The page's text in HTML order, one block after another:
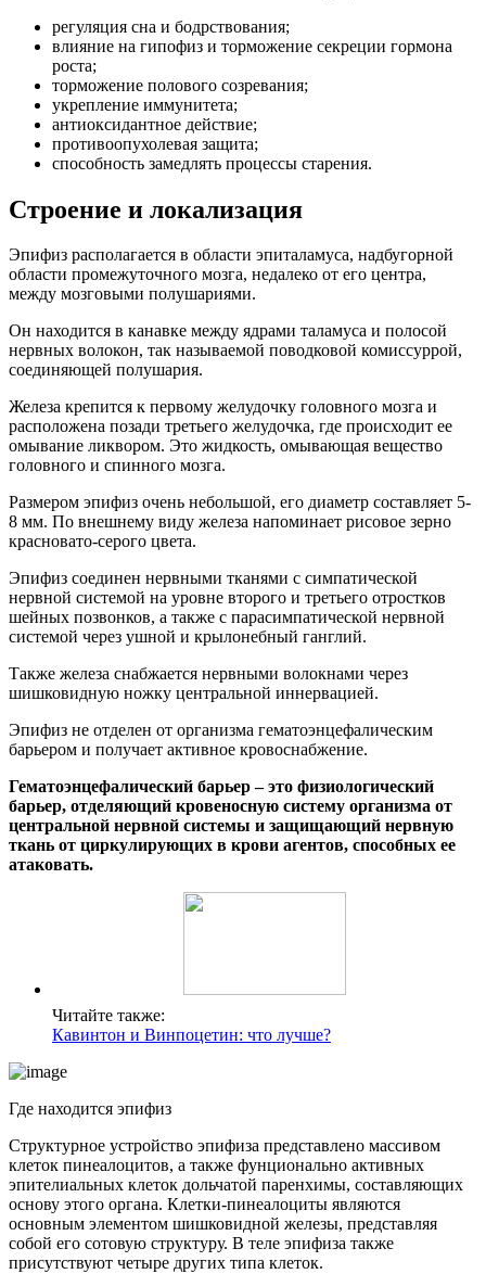
регуляция сна и бодрствования;
влияние на гипофиз и торможение секреции гормона
роста;
торможение полового созревания;
укрепление иммунитета;
антиоксидантное действие;
противоопухолевая защита;
способность замедлять процессы старения.
Строение и локализация
Эпифиз располагается в области эпиталамуса, надбугорной
области промежуточного мозга, недалеко от его центра,
между мозговыми полушариями.
Он находится в канавке между ядрами таламуса и полосой
нервных волокон, так называемой поводковой комиссуррой,
соединяющей полушария.
Железа крепится к первому желудочку головного мозга и
расположена позади третьего желудочка, где происходит ее
омывание ликвором. Это жидкость, омывающая вещество
головного и спинного мозга.
Размером эпифиз очень небольшой, его диаметр составляет 5-
8 мм. По внешнему виду железа напоминает рисовое зерно
красновато-серого цвета.
Эпифиз соединен нервными тканями с симпатической
нервной системой на уровне второго и третьего отростков
шейных позвонков, а также с парасимпатической нервной
системой через ушной и крылонебный ганглий.
Также железа снабжается нервными волокнами через
шишковидную ножку центральной иннервацией.
Эпифиз не отделен от организма гематоэнцефалическим
барьером и получает активное кровоснабжение.
Гематоэнцефалический барьер – это физиологический
барьер, отделяющий кровеносную систему организма от
центральной нервной системы и защищающий нервную
ткань от циркулирующих в крови агентов, способных ее
атаковать.
Читайте также:
Кавинтон и Винпоцетин: что лучше?
Где находится эпифиз
Структурное устройство эпифиза представлено массивом
клеток пинеалоцитов, а также фунционально активных
эпителиальных клеток дольчатой паренхимы, составляющих
основу этого органа. Клетки-пинеалоциты являются
основным элементом шишковидной железы, представляя
собой его сотовую структуру. В теле эпифиза также
присутствуют четыре других типа клеток.